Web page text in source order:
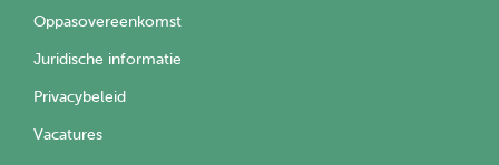
Oppasovereenkomst
Juridische informatie
Privacybeleid
Vacatures